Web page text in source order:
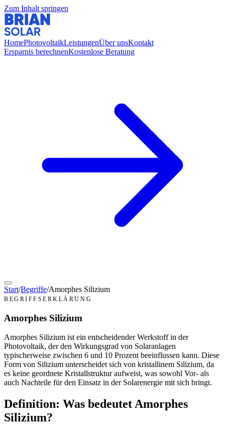
Zum Inhalt springen
HomePhotovoltaikLeistungenÜber unsKontakt
Ersparnis berechnenKostenlose Beratung
Start/Begriffe/Amorphes Silizium
BEGRIFFSERKLÄRUNG
Amorphes Silizium
Amorphes Silizium ist ein entscheidender Werkstoff in der
Photovoltaik, der den Wirkungsgrad von Solaranlagen
typischerweise zwischen 6 und 10 Prozent beeinflussen kann. Diese
Form von Silizium unterscheidet sich von kristallinem Silizium, da
es keine geordnete Kristallstruktur aufweist, was sowohl Vor- als
auch Nachteile für den Einsatz in der Solarenergie mit sich bringt.
Definition: Was bedeutet Amorphes
Silizium?